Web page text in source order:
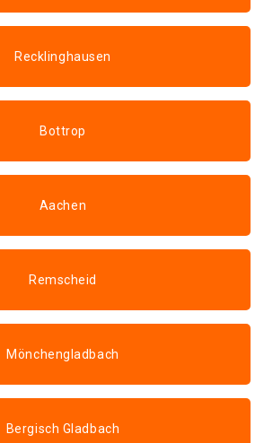
Recklinghausen
Bottrop
Aachen
Remscheid
Mönchengladbach
Bergisch Gladbach